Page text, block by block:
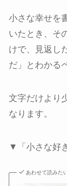
小さな幸せを
いたとき、そ
けで、見返し
だ」とわかる
文字だけより
なります。
▼「小さな好
あわせて読みた